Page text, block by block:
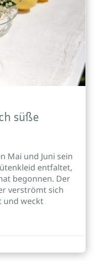
süße
Mai und Juni sein
entfaltet,
begonnen. Der
verströmt sich
und weckt